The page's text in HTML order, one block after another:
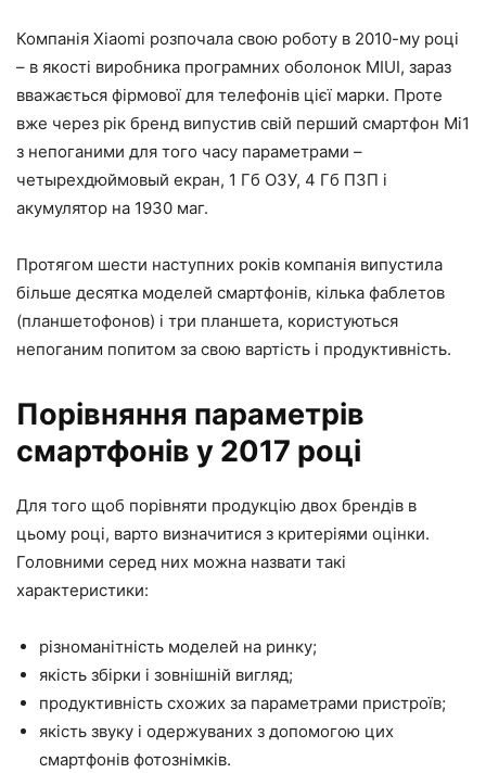
Компанія Xiaomi розпочала свою роботу в 2010-му році
– в якості виробника програмних оболонок MIUI, зараз
вважається фірмової для телефонів цієї марки. Проте
вже через рік бренд випустив свій перший смартфон Mi1
з непоганими для того часу параметрами –
четырехдюймовый екран, 1 Гб ОЗУ, 4 Гб ПЗП і
акумулятор на 1930 маг.
Протягом шести наступних років компанія випустила
більше десятка моделей смартфонів, кілька фаблетов
(планшетофонов) і три планшета, користуються
непоганим попитом за свою вартість і продуктивність.
Порівняння параметрів
смартфонів у 2017 році
Для того щоб порівняти продукцію двох брендів в
цьому році, варто визначитися з критеріями оцінки.
Головними серед них можна назвати такі
характеристики:
різноманітність моделей на ринку;
якість збірки і зовнішній вигляд;
продуктивність схожих за параметрами пристроїв;
якість звуку і одержуваних з допомогою цих
смартфонів фотознімків.